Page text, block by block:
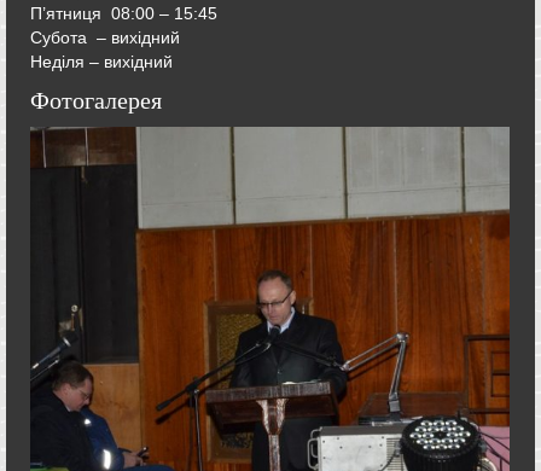
П’ятниця 08:00 – 15:45
Субота – вихідний
Неділя – вихідний
Фотогалерея